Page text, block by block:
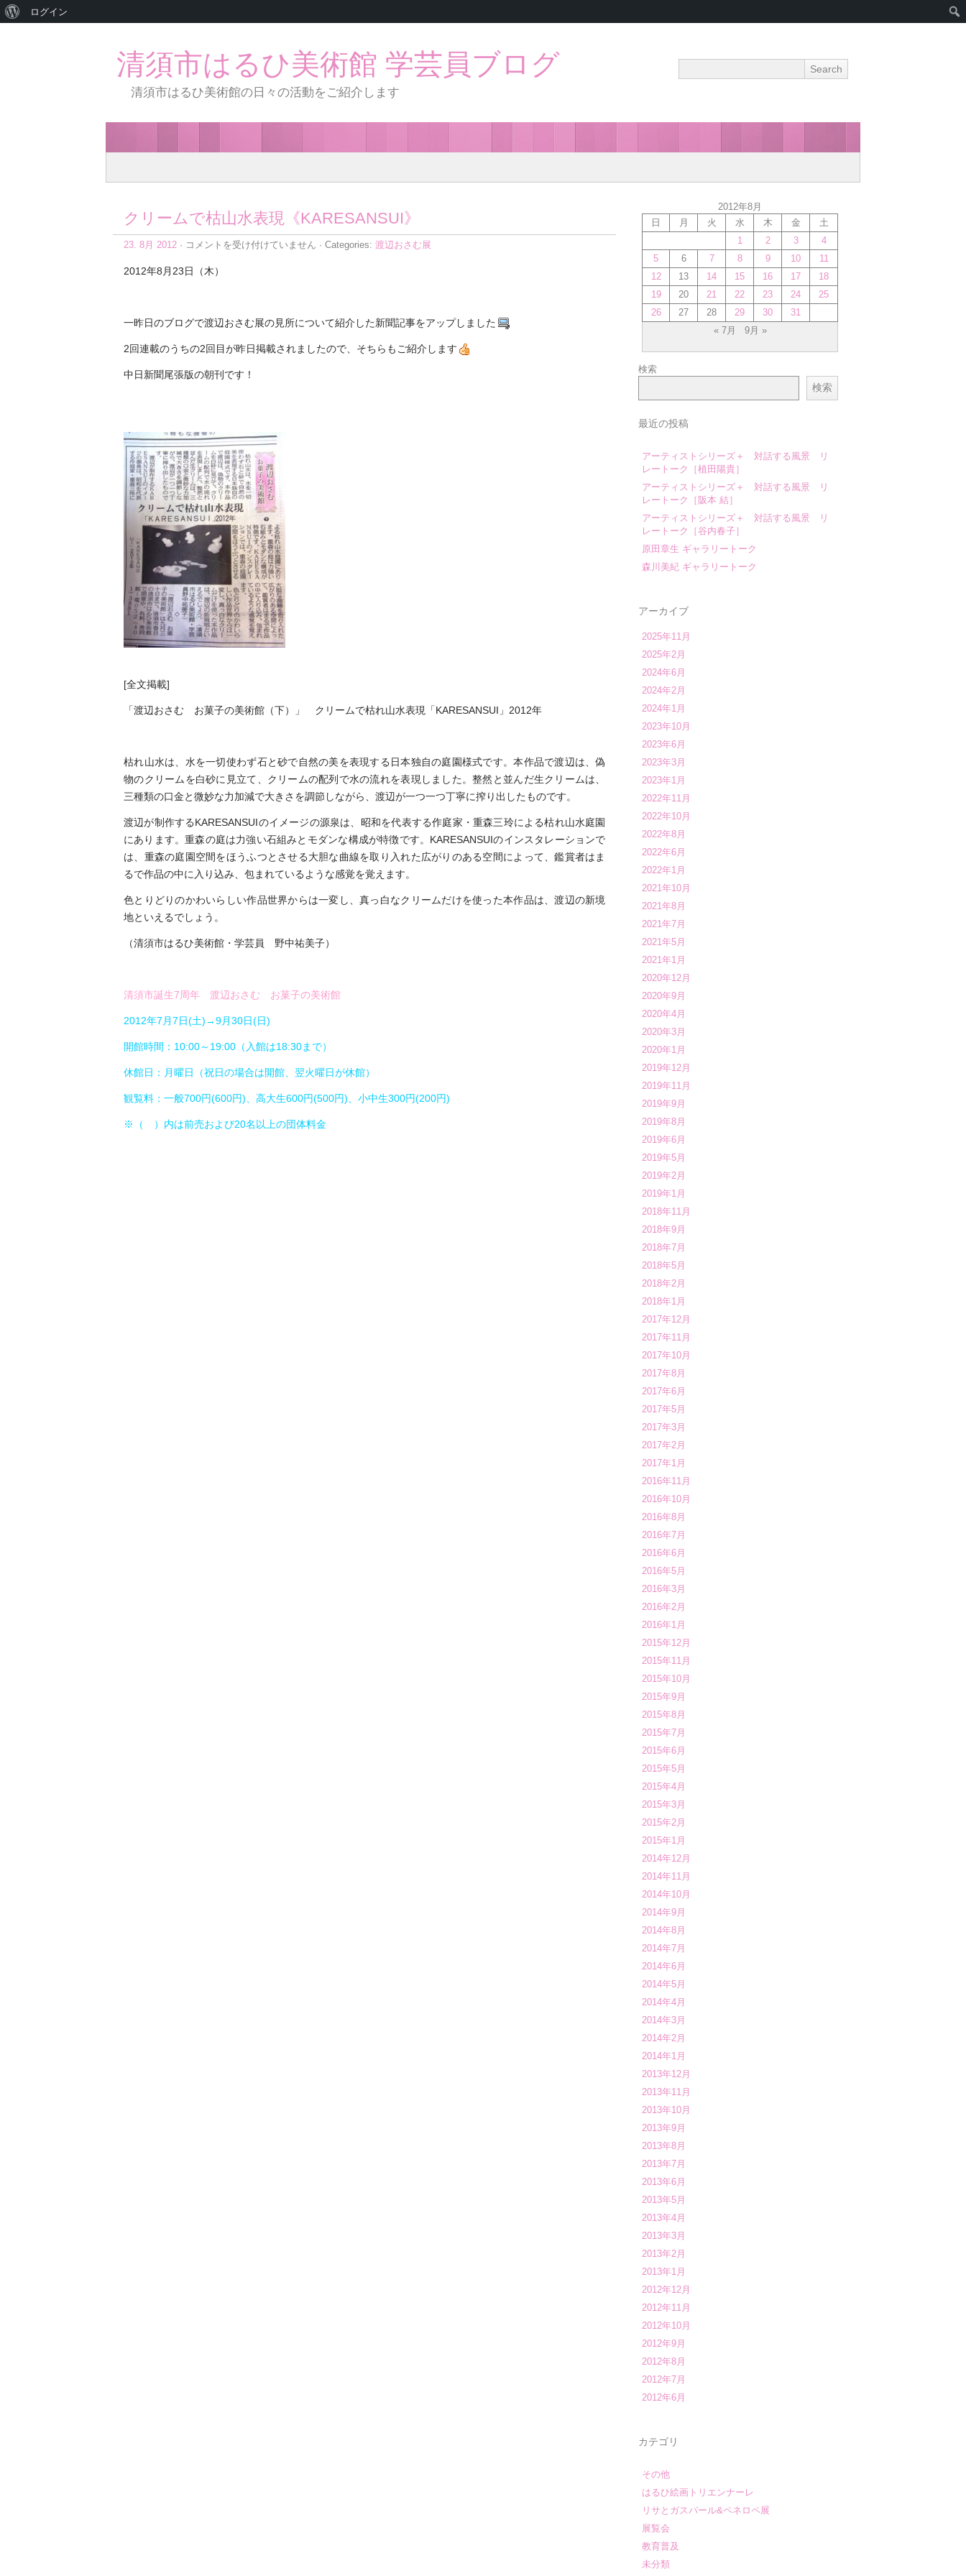
清須市はるひ美術館 学芸員ブログ
清須市はるひ美術館の日々の活動をご紹介します
クリームで枯山水表現《KARESANSUI》
23. 8月 2012 · ク
ー
山
表
《KARESANSUI》
コメントを受け付けていません · Categories: 渡辺おさむ展
2012年8月23日（木）
一昨日のブログで渡辺おさむ展の見所について紹介した新聞記事をアップしました
2回連載のうちの2回目が昨日掲載されましたので、そちらもご紹介します
中日新聞尾張版の朝刊です！
[全文掲載]
「渡辺おさむ お菓子の美術館（下）」 クリームで枯れ山水表現「KARESANSUI」2012年
枯れ山水は、水を一切使わず石と砂で自然の美を表現する日本独自の庭園様式です。本作品で渡辺は、偽
物のクリームを白砂に見立て、クリームの配列で水の流れを表現しました。整然と並んだ生クリームは、
三種類の口金と微妙な力加減で大きさを調節しながら、渡辺が一つ一つ丁寧に搾り出したものです。
渡辺が制作するKARESANSUIのイメージの源泉は、昭和を代表する作庭家・重森三玲による枯れ山水庭園
にあります。重森の庭は力強い石組みとモダンな構成が特徴です。KARESANSUIのインスタレーションで
は、重森の庭園空間をほうふつとさせる大胆な曲線を取り入れた広がりのある空間によって、鑑賞者はま
るで作品の中に入り込み、包まれているような感覚を覚えます。
色とりどりのかわいらしい作品世界からは一変し、真っ白なクリームだけを使った本作品は、渡辺の新境
地といえるでしょう。
（清須市はるひ美術館・学芸員 野中祐美子）
清須市誕生7周年 渡辺おさむ お菓子の美術館
2012年7月7日(土)→9月30日(日)
開館時間：10:00～19:00（入館は18:30まで）
休館日：月曜日（祝日の場合は開館、翌火曜日が休館）
観覧料：一般700円(600円)、高大生600円(500円)、小中生300円(200円)
※（ ）内は前売および20名以上の団体料金
2012年8月
日
月 火 水 木 金
土
1
2 3
4
5
6 7 8 9 10
11
12
13 14 15 16 17
18
19
20 21 22 23 24
25
26
27 28 29 30
31
« 7月
9月 »
検索
検索
最近の投稿
アーティストシリーズ＋ 対話する風景 リ
レートーク［植田陽貴］
アーティストシリーズ＋ 対話する風景 リ
レートーク［阪本 結］
アーティストシリーズ＋ 対話する風景 リ
レートーク［谷内春子］
原田章生 ギャラリートーク
森川美紀 ギャラリートーク
アーカイブ
2025年11月
2025年2月
2024年6月
2024年2月
2024年1月
2023年10月
2023年6月
2023年3月
2023年1月
2022年11月
2022年10月
2022年8月
2022年6月
2022年1月
2021年10月
2021年8月
2021年7月
2021年5月
2021年1月
2020年12月
2020年9月
2020年4月
2020年3月
2020年1月
2019年12月
2019年11月
2019年9月
2019年8月
2019年6月
2019年5月
2019年2月
2019年1月
2018年11月
2018年9月
2018年7月
2018年5月
2018年2月
2018年1月
2017年12月
2017年11月
2017年10月
2017年8月
2017年6月
2017年5月
2017年3月
2017年2月
2017年1月
2016年11月
2016年10月
2016年8月
2016年7月
2016年6月
2016年5月
2016年3月
2016年2月
2016年1月
2015年12月
2015年11月
2015年10月
2015年9月
2015年8月
2015年7月
2015年6月
2015年5月
2015年4月
2015年3月
2015年2月
2015年1月
2014年12月
2014年11月
2014年10月
2014年9月
2014年8月
2014年7月
2014年6月
2014年5月
2014年4月
2014年3月
2014年2月
2014年1月
2013年12月
2013年11月
2013年10月
2013年9月
2013年8月
2013年7月
2013年6月
2013年5月
2013年4月
2013年3月
2013年2月
2013年1月
2012年12月
2012年11月
2012年10月
2012年9月
2012年8月
2012年7月
2012年6月
カテゴリ
その他
はるひ絵画トリエンナーレ
リサとガスパール&ペネロペ展
展覧会
教育普及
未分類
WordPress
ログイン